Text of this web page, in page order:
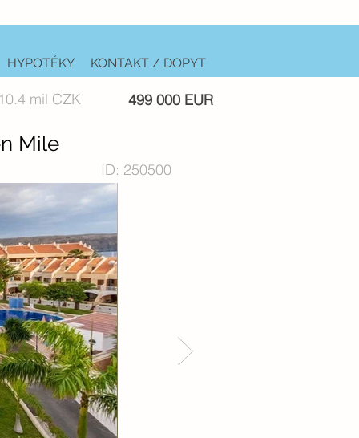
HYPOTÉKY KONTAKT / DOPYT
mil CZK 499 000 EUR
Mile
ID: 250500